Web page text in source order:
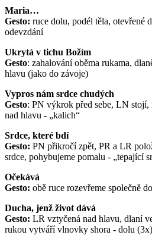
Maria…
Gesto: ruce dolu, podél těla, otevřené
odevzdání
Ukrytá v tichu Božím
Gesto: zahalování oběma rukama,
hlavu (jako do závoje)
Vypros nám srdce chudých
Gesto: PN výkrok před sebe, LN stojí,
nad hlavu - „kalich“
Srdce, které bdí
Gesto: PN přikročí zpět, PR a LR
srdce, pohybujeme pomalu - „tepající
Očekává
Gesto: obě ruce rozevřeme společně
Ducha, jenž život dává
Gesto: LR vztyčená nad hlavu, dlaní
rukou vytváří vlnovky shora - dolu